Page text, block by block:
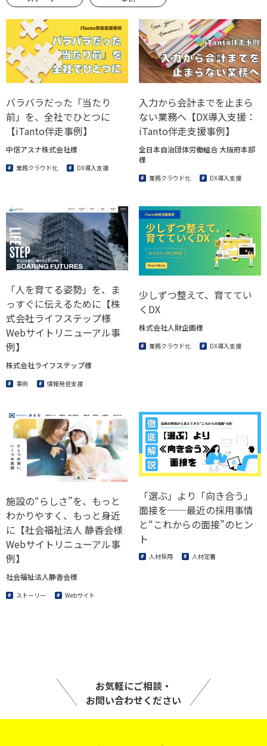
バラバラだった「当たり
前」を、全社でひとつに
【iTanto伴走事例】
中信アスナ株式会社様
業務クラウド化 DX導入支援
入力から会計までを止まら
ない業務へ【DX導入支援：
iTanto伴走支援事例】
全日本自治団体労働組合 大阪府本部
様
業務クラウド化 DX導入支援
「人を育てる姿勢」を、ま
っすぐに伝えるために【株
式会社ライフステップ様
Webサイトリニューアル事
例】
株式会社ライフステップ様
事例 情報発信支援
少しずつ整えて、育ててい
くDX
株式会社人財企画様
業務クラウド化 DX導入支援
施設の“らしさ”を、もっと
わかりやすく、もっと身近
に【社会福祉法人 静香会様
Webサイトリニューアル事
例】
社会福祉法人静香会様
ストーリー Webサイト
「選ぶ」より「向き合う」
面接を──最近の採用事情
と“これからの面接”のヒン
ト
人材採用 人材定着
お気軽にご相談・
お問い合わせください